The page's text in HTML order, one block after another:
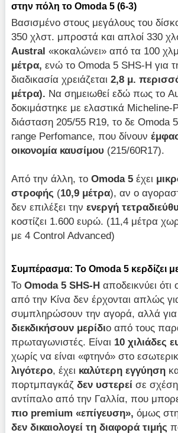
στην πόλη τοOmoda 5 (6-3)
Βασισμένο στους μεγάλους του
350 χλστ. μπροστά και απλοί 330
Austral «κοκαλώνει» από τα 100
μέτρα, ενώ το Omoda 5 SHS-H για
διαδικασία χρειάζεται2,8 μ.
μέτρα). Να σημειωθεί εδώ πως το
δοκιμάστηκε με ελαστικά Micheline-
διάσταση 205/55 R19, το δε Omoda
range Perfomance, που δίνουν
οικονομία καυσίμου (215/60R17).
Από την άλλη, τοOmoda5 έχει
στροφής (10,9 μέτρα), αν ο
δεν επιλέξει τηνενεργή
κοστίζει 1.600 ευρώ. (11,4 μέτρα
με 4 Control Advanced)
Συμπέρασμα: ΤοOmoda 5 κερδίζει
Το Omoda 5 SHS-H αποδεικνύει ότι
από την Κίνα δεν έρχονται απλώς
συμπληρώσουν την αγορά, αλλά
διεκδικήσουν μερίδιο από τους
πρωταγωνιστές. Είναι 10 χιλιάδες
χωρίς να είναι «φτηνό» στο
λιγότερο, έχει καλύτερη εγγύηση
πορτμπαγκάζδεν υστερεί σε
αντίπαλο από την Γαλλία, που
πιο premium «επίγευση», όμως
δεν δικαιολογεί τη διαφορά τιμής